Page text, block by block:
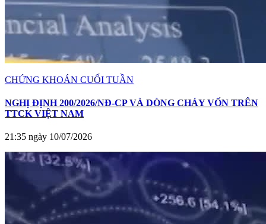
CHỨNG KHOÁN CUỐI TUẦN
NGHỊ ĐỊNH 200/2026/NĐ-CP VÀ DÒNG CHẢY VỐN TRÊN
TTCK VIỆT NAM
21:35 ngày 10/07/2026